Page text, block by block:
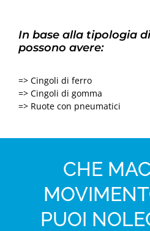
In base alla tipologia
possono avere:
=> Cingoli di ferro
=> Cingoli di gomma
=> Ruote con pneumatici
CHE
PUOI